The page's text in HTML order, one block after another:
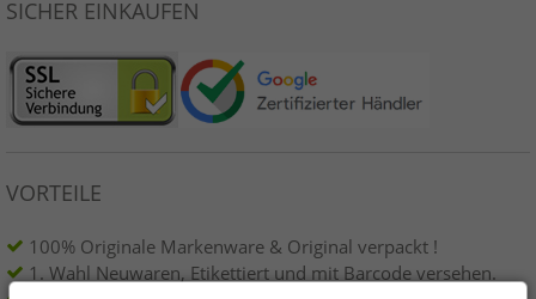
SICHER EINKAUFEN
VORTEILE
100% Originale Markenware & Original verpackt !
1. Wahl Neuwaren, Etikettiert und mit Barcode versehen.